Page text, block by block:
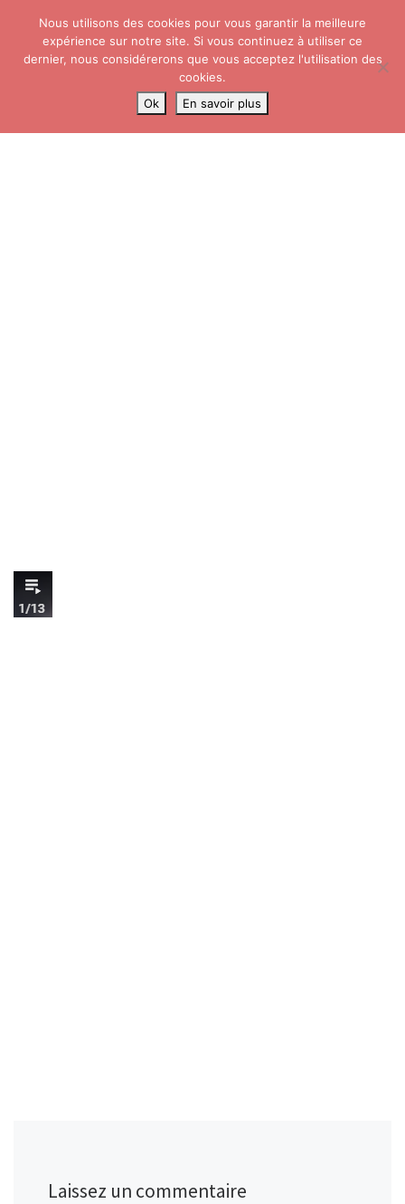
Skip to content
Search
Cours Gratuits en Vidéo»image
Laissez un commentaire
Nous utilisons des cookies pour vous garantir la meilleure
expérience sur notre site. Si vous continuez à utiliser ce
dernier, nous considérerons que vous acceptez l'utilisation des
cookies.
Ok
En savoir plus